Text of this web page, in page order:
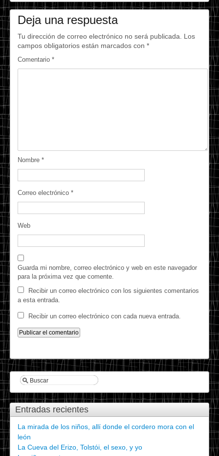
Deja una respuesta
Tu dirección de correo electrónico no será publicada.
Los
campos obligatorios están marcados con *
Comentario *
Nombre *
Correo electrónico *
Web
Guarda mi nombre, correo electrónico y web en este navegador
para la próxima vez que comente.
Recibir un correo electrónico con los siguientes comentarios
a esta entrada.
Recibir un correo electrónico con cada nueva entrada.
Entradas recientes
La mirada de los niños, allí donde el cordero mora con el
león
La Cueva del Erizo, Tolstói, el sexo, y yo